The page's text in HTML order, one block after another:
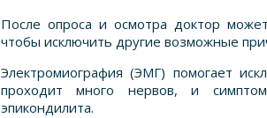
После опроса и осмотра доктор
чтобы исключить другие возможные
Электромиография (ЭМГ) помогает
проходит много нервов, и
эпикондилита.